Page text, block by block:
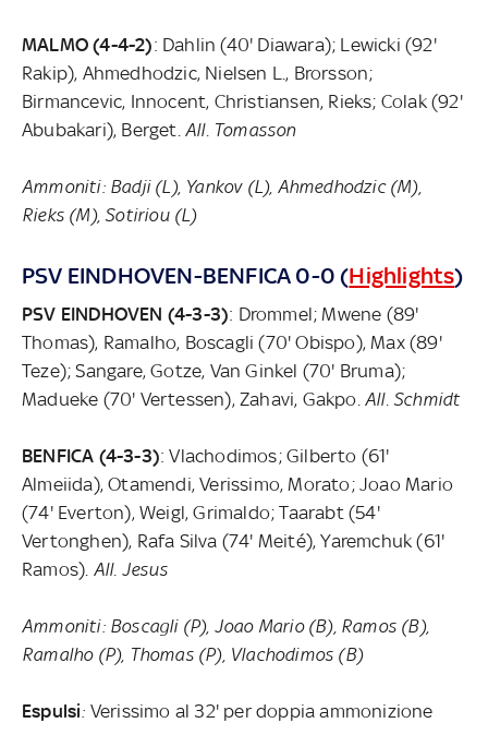
MALMO (4-4-2): Dahlin (40' Diawara); Lewicki (92'
Rakip), Ahmedhodzic, Nielsen L., Brorsson;
Birmancevic, Innocent, Christiansen, Rieks; Colak (92'
Abubakari), Berget. All. Tomasson
Ammoniti: Badji (L), Yankov (L), Ahmedhodzic (M),
Rieks (M), Sotiriou (L)
PSV EINDHOVEN-BENFICA 0-0 (Highlights)
PSV EINDHOVEN (4-3-3): Drommel; Mwene (89'
Thomas), Ramalho, Boscagli (70' Obispo), Max (89'
Teze); Sangare, Gotze, Van Ginkel (70' Bruma);
Madueke (70' Vertessen), Zahavi, Gakpo.All. Schmidt
BENFICA (4-3-3): Vlachodimos; Gilberto (61'
Almeiida), Otamendi, Verissimo, Morato; Joao Mario
(74' Everton), Weigl, Grimaldo; Taarabt (54'
Vertonghen), Rafa Silva (74' Meité), Yaremchuk (61'
Ramos). All. Jesus
Ammoniti: Boscagli (P), Joao Mario (B), Ramos (B),
Ramalho (P), Thomas (P), Vlachodimos (B)
Espulsi: Verissimo al 32' per doppia ammonizione